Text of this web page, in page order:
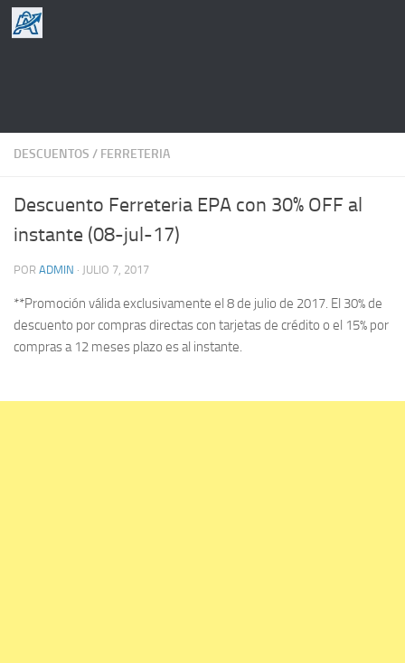
Saltar al contenido
DESCUENTOS / FERRETERIA
Descuento Ferreteria EPA con 30% OFF al
instante (08-jul-17)
POR ADMIN · JULIO 7, 2017
**Promoción válida exclusivamente el 8 de julio de 2017. El 30% de
descuento por compras directas con tarjetas de crédito o el 15% por
compras a 12 meses plazo es al instante.